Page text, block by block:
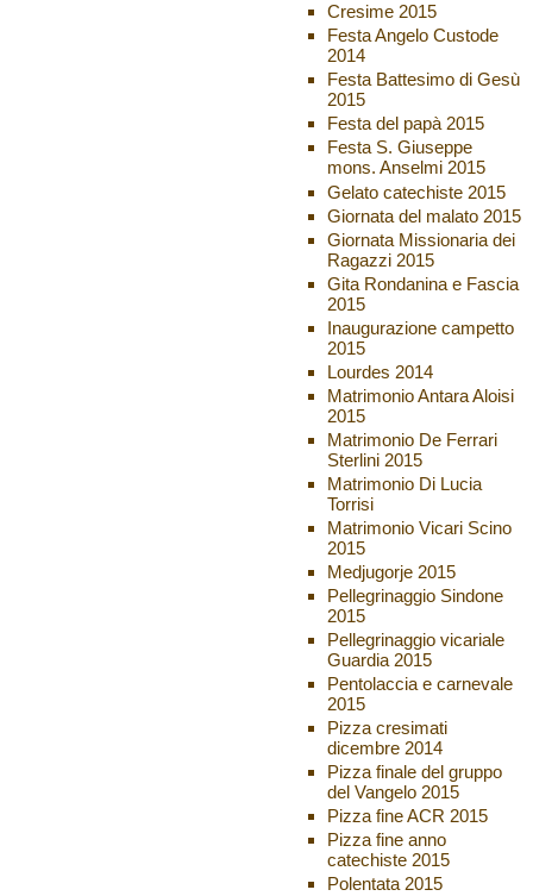
Cresime 2015
Festa Angelo Custode
2014
Festa Battesimo di Gesù
2015
Festa del papà 2015
Festa S. Giuseppe
mons. Anselmi 2015
Gelato catechiste 2015
Giornata del malato 2015
Giornata Missionaria dei
Ragazzi 2015
Gita Rondanina e Fascia
2015
Inaugurazione campetto
2015
Lourdes 2014
Matrimonio Antara Aloisi
2015
Matrimonio De Ferrari
Sterlini 2015
Matrimonio Di Lucia
Torrisi
Matrimonio Vicari Scino
2015
Medjugorje 2015
Pellegrinaggio Sindone
2015
Pellegrinaggio vicariale
Guardia 2015
Pentolaccia e carnevale
2015
Pizza cresimati
dicembre 2014
Pizza finale del gruppo
del Vangelo 2015
Pizza fine ACR 2015
Pizza fine anno
catechiste 2015
Polentata 2015